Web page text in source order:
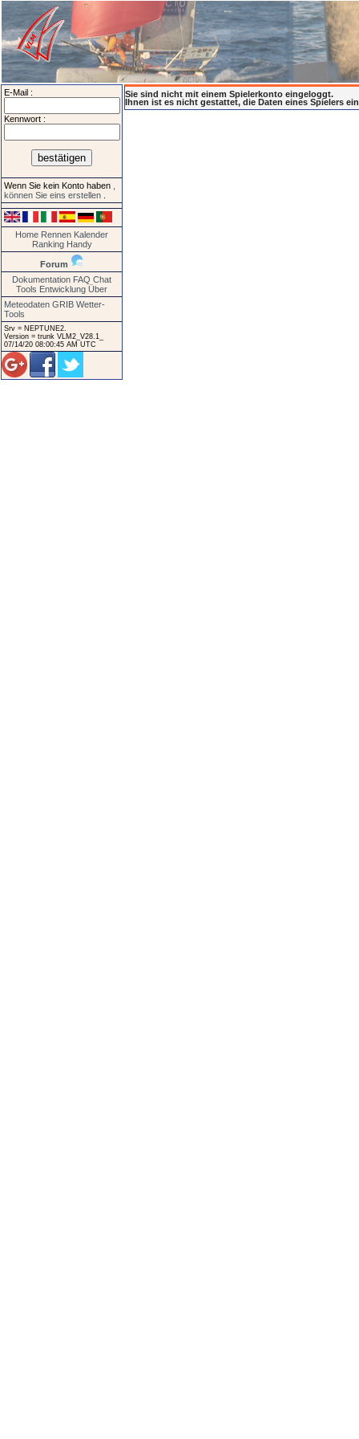
E-Mail :
Kennwort :
Wenn Sie kein Konto haben
können Sie eins erstellen
Home Rennen Kalender
Ranking Handy
Forum
Dokumentation FAQ Chat
Tools Entwicklung Über
Meteodaten GRIB Wetter-
Tools
Srv = NEPTUNE2.
Version = trunk VLM2_V28.1_
07/14/20 08:00:45 AM UTC
Sie sind nicht mit einem Spielerkonto eingeloggt.
Ihnen ist es nicht gestattet, die Daten eines Spielers